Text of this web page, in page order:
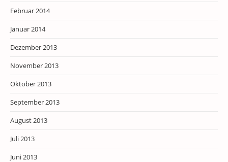
Februar 2014
Januar 2014
Dezember 2013
November 2013
Oktober 2013
September 2013
August 2013
Juli 2013
Juni 2013